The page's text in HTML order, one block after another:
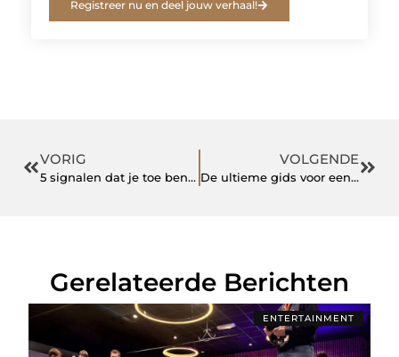
Registreer nu en deel jouw verhaal!
VORIG
5 signalen dat je toe bent aan een nieuwe uitdaging
VOLGENDE
De ultieme gids voor een bedrijfsuitje in Woerden
Gerelateerde Berichten
ENTERTAINMENT